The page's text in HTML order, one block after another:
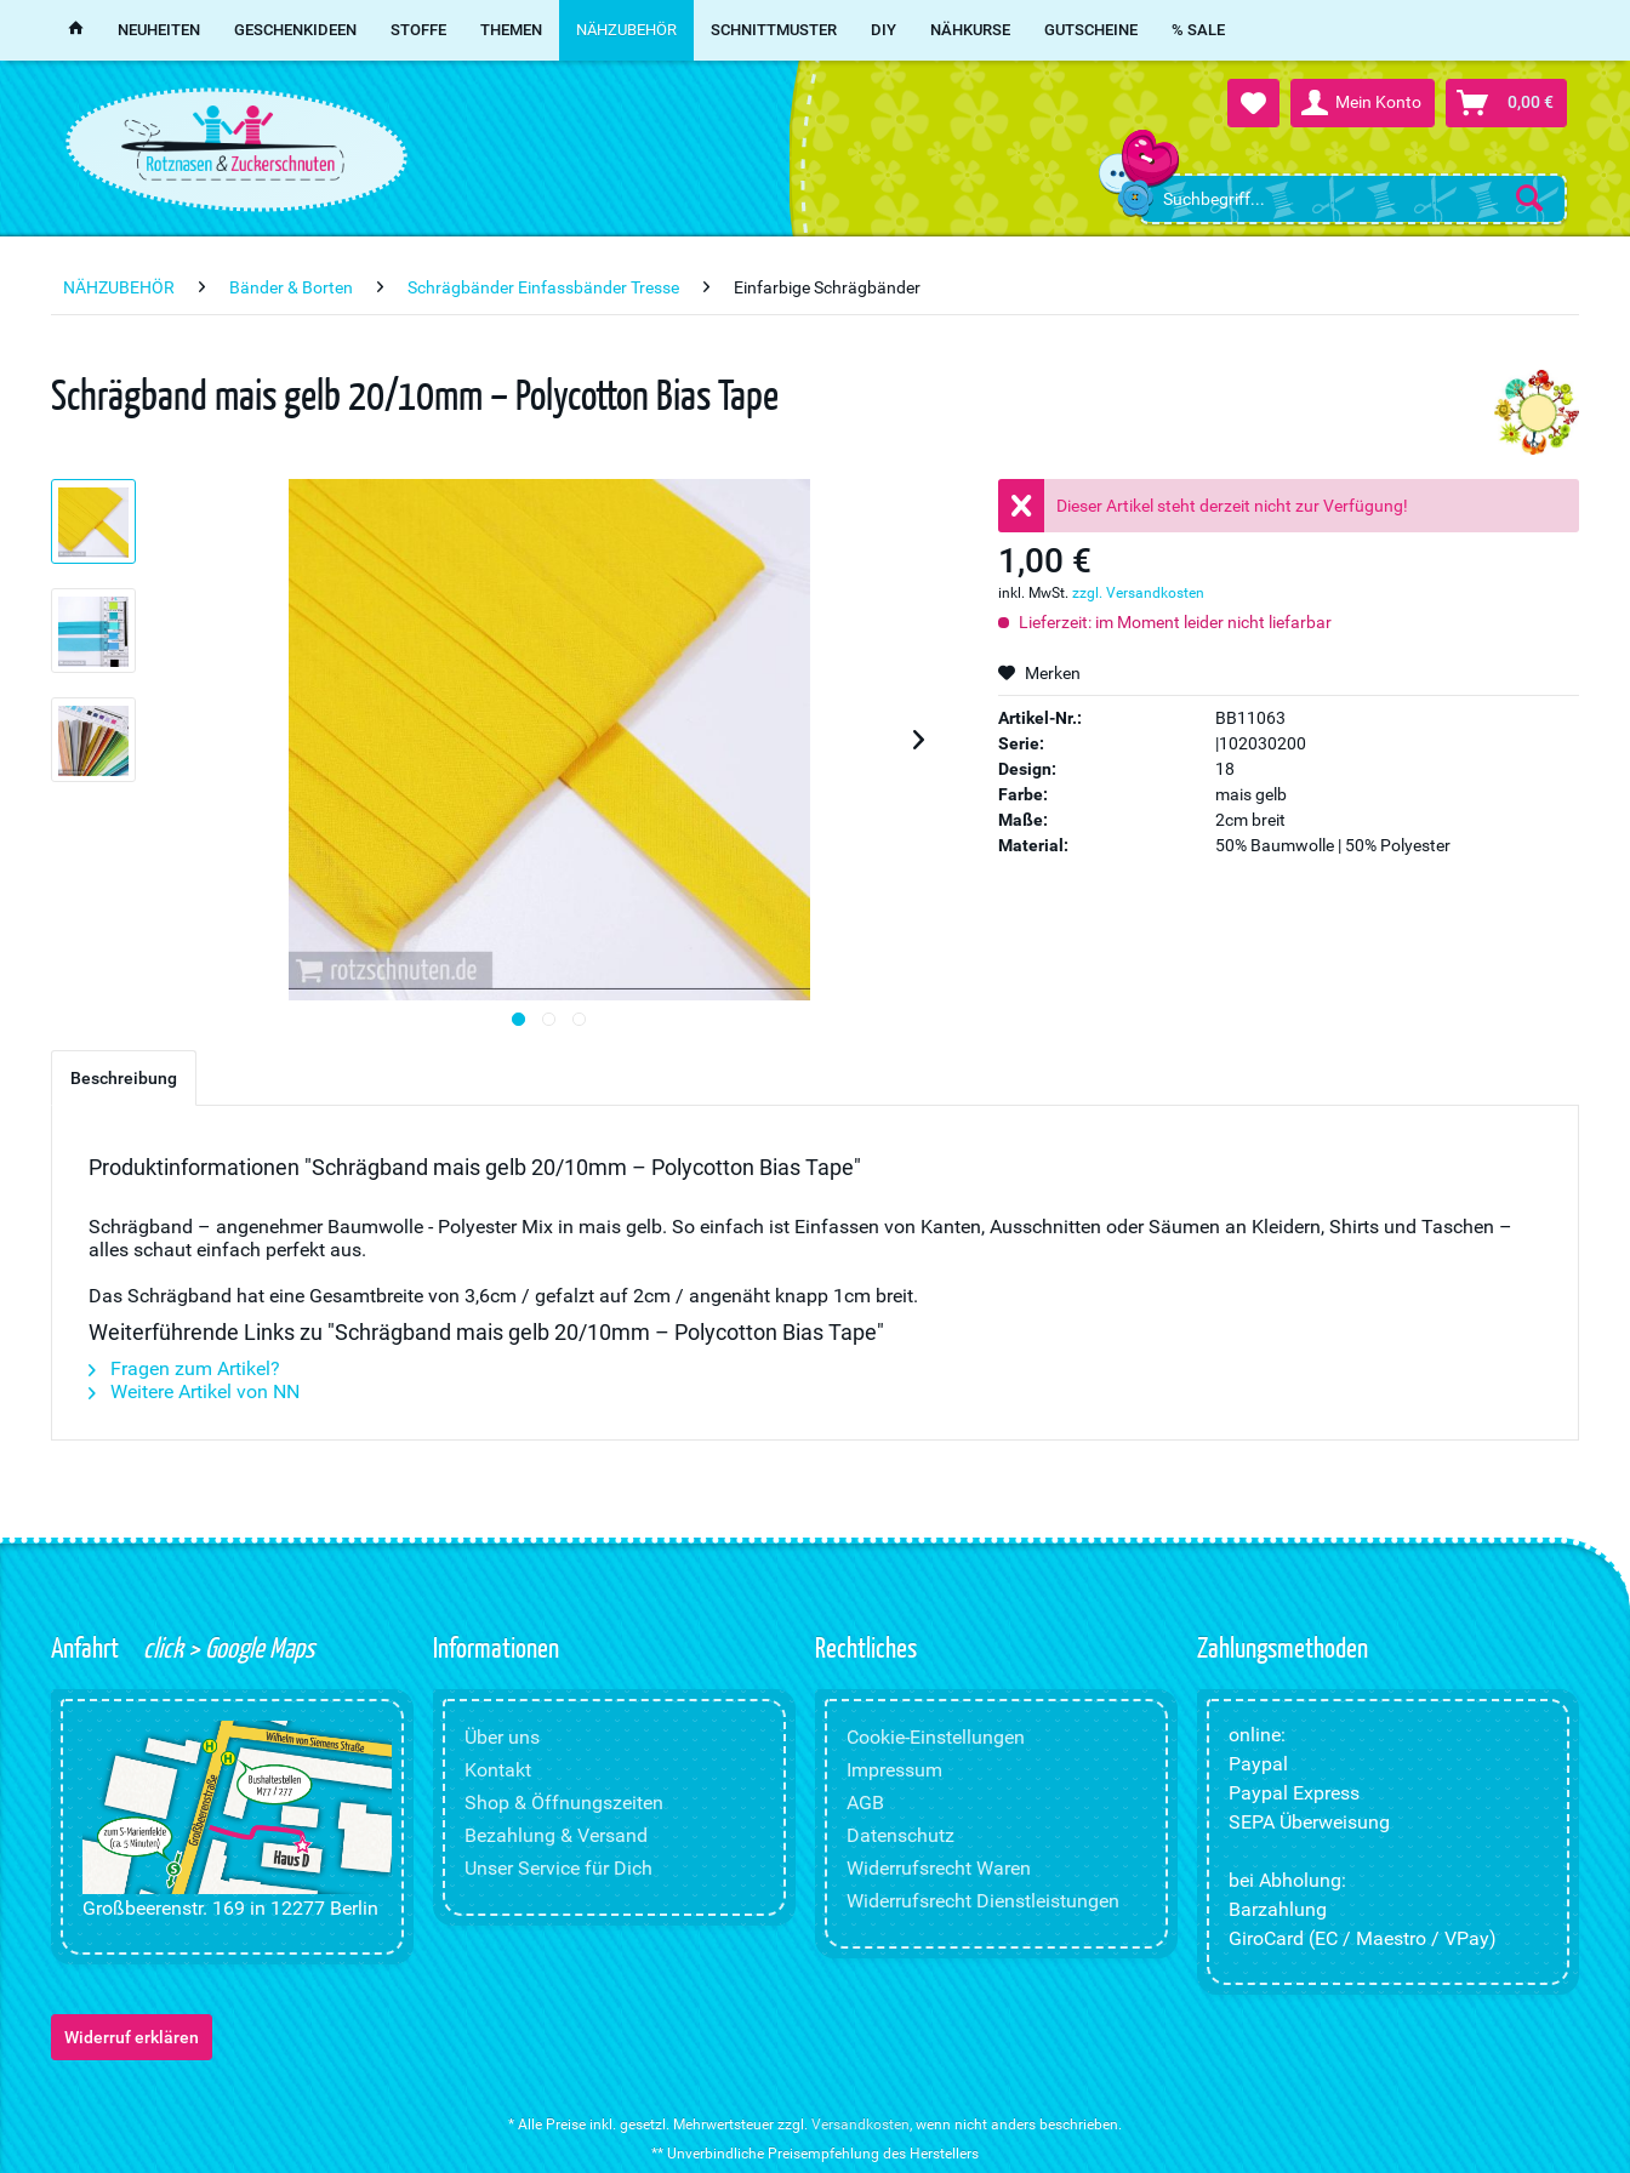
Mein Konto 0,00 €
NEUHEITEN GESCHENKIDEEN STOFFE THEMEN NÄHZUBEHÖR SCHNITTMUSTER DIY NÄHKURSE GUTSCHEINE % SALE
NÄHZUBEHÖR Bänder & Borten Schrägbänder Einfassbänder Tresse Einfarbige Schrägbänder
Schrägband mais gelb 20/10mm – Polycotton Bias Tape
Dieser Artikel steht derzeit nicht zur Verfügung!
1,00 €
inkl. MwSt.zzgl. Versandkosten
Lieferzeit: im Moment leider nicht liefarbar
Merken
Artikel-Nr.:
BB11063
Serie:
|102030200
Design:
18
Farbe:
mais gelb
Maße:
2cm breit
Material:
50% Baumwolle | 50% Polyester
Beschreibung
Produktinformationen "Schrägband mais gelb 20/10mm – Polycotton Bias Tape"
Schrägband – angenehmer Baumwolle - Polyester Mix in mais gelb. So einfach ist Einfassen von Kanten, Ausschnitten oder Säumen an Kleidern, Shirts und Taschen –
alles schaut einfach perfekt aus.
Das Schrägband hat eine Gesamtbreite von 3,6cm / gefalzt auf 2cm / angenäht knapp 1cm breit.
Weiterführende Links zu "Schrägband mais gelb 20/10mm – Polycotton Bias Tape"
Fragen zum Artikel?
Weitere Artikel von NN
Anfahrt click > Google Maps
Großbeerenstr. 169 in 12277 Berlin
Informationen
Über uns
Kontakt
Shop & Öffnungszeiten
Bezahlung & Versand
Unser Service für Dich
Rechtliches
Cookie-Einstellungen
Impressum
AGB
Datenschutz
Widerrufsrecht Waren
Widerrufsrecht Dienstleistungen
Zahlungsmethoden
online:
Paypal
Paypal Express
SEPA Überweisung
bei Abholung:
Barzahlung
GiroCard (EC / Maestro / VPay)
Widerruf erklären
* Alle Preise inkl. gesetzl. Mehrwertsteuer zzgl. Versandkosten, wenn nicht anders beschrieben.
** Unverbindliche Preisempfehlung des Herstellers